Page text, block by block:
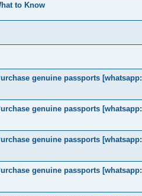
to Know
genuine passports [whatsapp:
genuine passports [whatsapp:
genuine passports [whatsapp:
genuine passports [whatsapp: